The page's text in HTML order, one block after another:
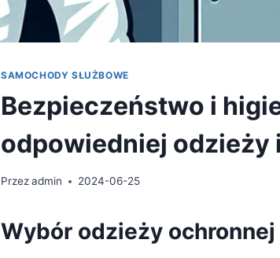
SAMOCHODY SŁUŻBOWE
Bezpieczeństwo i
odpowiedniej odzieży
Przezadmin 2024-06-25
Wybór odzieży